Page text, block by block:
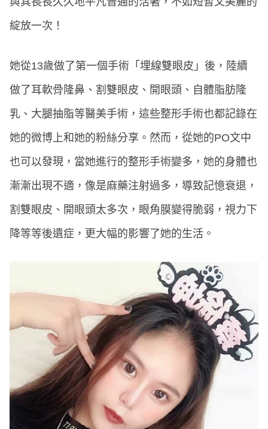
綻放一次！
她從13歲做了第一個手術「埋線雙眼皮」後，陸續
做了耳軟骨隆鼻、割雙眼皮、開眼頭、自體脂肪隆
乳、大腿抽脂等醫美手術，這些整形手術也都記錄在
她的微博上和她的粉絲分享。然而，從她的PO文中
也可以發現，當她進行的整形手術變多，她的身體也
漸漸出現不適，像是麻藥注射過多，導致記憶衰退，
割雙眼皮、開眼頭太多次，眼角膜變得脆弱，視力下
降等等後遺症，更大幅的影響了她的生活。